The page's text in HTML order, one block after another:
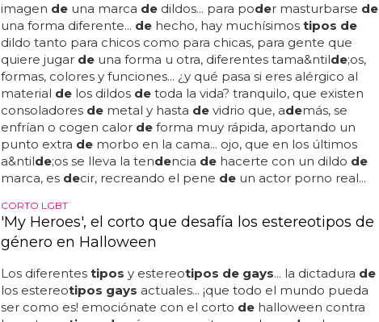
imagen deuna marca dedildos... para poder masturbarse de
una forma diferente... dehecho, hay muchísimos tipos de
dildo tanto para chicos como para chicas, para gente que
quiere jugar deuna forma u otra, diferentes tama&ntilde;os,
formas, colores y funciones... ¿y qué pasa si eres alérgico al
material delos dildos detoda la vida? tranquilo, que existen
consoladores demetal y hasta devidrio que, además, se
enfrían o cogen calor deforma muy rápida, aportando un
punto extra demorbo en la cama... ojo, que en los últimos
a&ntilde;os se lleva la tendencia dehacerte con un dildo de
marca, es decir, recreando el pene deun actor porno real...
CORTO LGBT
'My Heroes', el corto que desafía los estereotipos de
género en Halloween
Los diferentes tipos y estereotipos de gays... la dictadura de
los estereotipos gays actuales... ¡que todo el mundo pueda
ser como es! emociónate con el corto dehalloween contra